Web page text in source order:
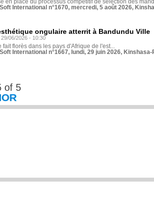
en place du processus compétitif de sélection des
International n°1670, mercredi, 5 août 2026,
ongulaire atterrit à Bandundu Ville
29/06/2026 - 10:30
fait florès dans les pays d'Afrique de l'est...
International n°1667, lundi, 29 juin 2026,
of 5